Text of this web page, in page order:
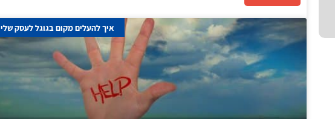
איך להעלים מקום בגוגל לעסק שלי